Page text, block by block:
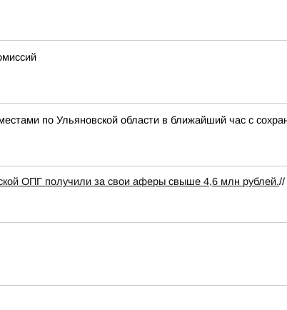
по Ульяновской области в ближайший час с
ОПГ получили за свои аферы свыше 4,6 млн рублей.//